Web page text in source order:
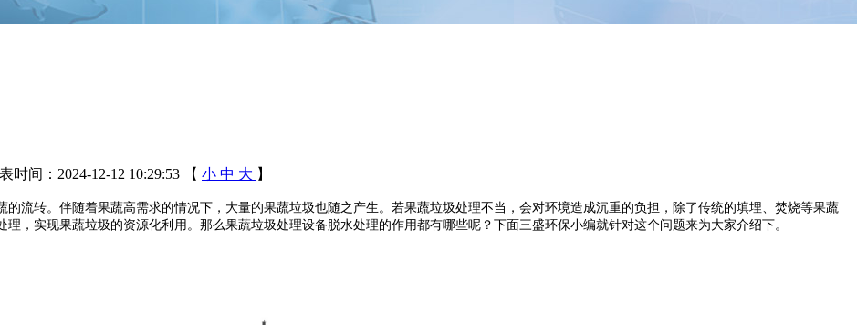
时间：2024-12-12 10:29:53 【 小 中 大 】
转。伴随着果蔬高需求的情况下，大量的果蔬垃圾也随之产生。若果蔬垃圾处理不当，会对环境造成沉重的负担，除了传统的填埋、焚烧等果蔬
理，实现果蔬垃圾的资源化利用。那么果蔬垃圾处理设备脱水处理的作用都有哪些呢？下面三盛环保小编就针对这个问题来为大家介绍下。